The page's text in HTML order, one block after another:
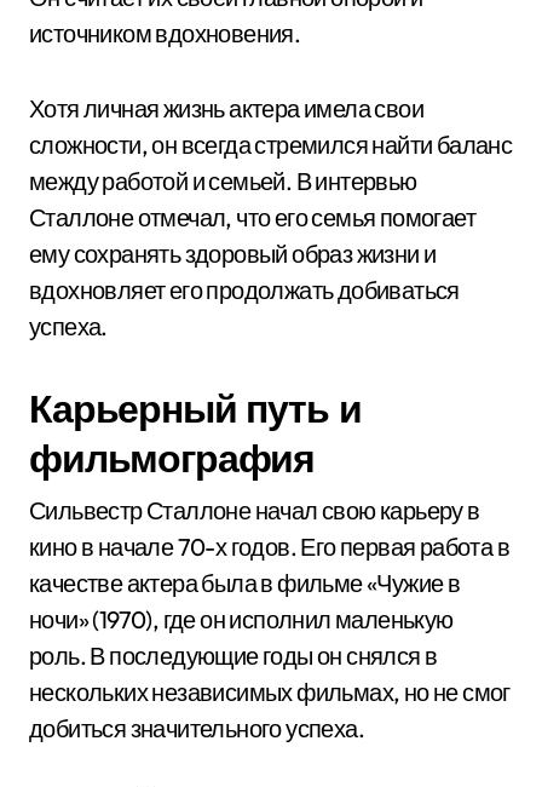
источником вдохновения.
Хотя личная жизнь актера имела свои
сложности, он всегда стремился найти баланс
между работой и семьей. В интервью
Сталлоне отмечал, что его семья помогает
ему сохранять здоровый образ жизни и
вдохновляет его продолжать добиваться
успеха.
Карьерный путь и
фильмография
Сильвестр Сталлоне начал свою карьеру в
кино в начале 70-х годов. Его первая работа в
качестве актера была в фильме «Чужие в
ночи» (1970), где он исполнил маленькую
роль. В последующие годы он снялся в
нескольких независимых фильмах, но не смог
добиться значительного успеха.